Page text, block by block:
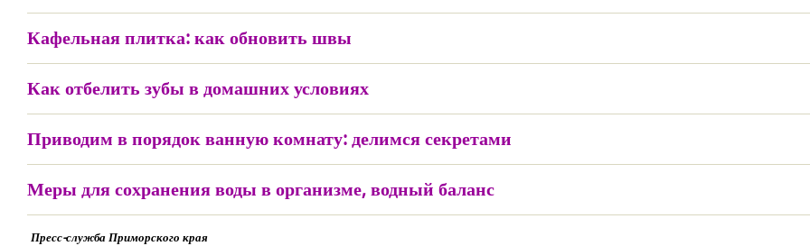
Кафельная плитка: как обновить швы
Как отбелить зубы в домашних условиях
Приводим в порядок ванную комнату: делимся секретами
Меры для сохранения воды в организме, водный баланс
Пресс-служба Приморского края